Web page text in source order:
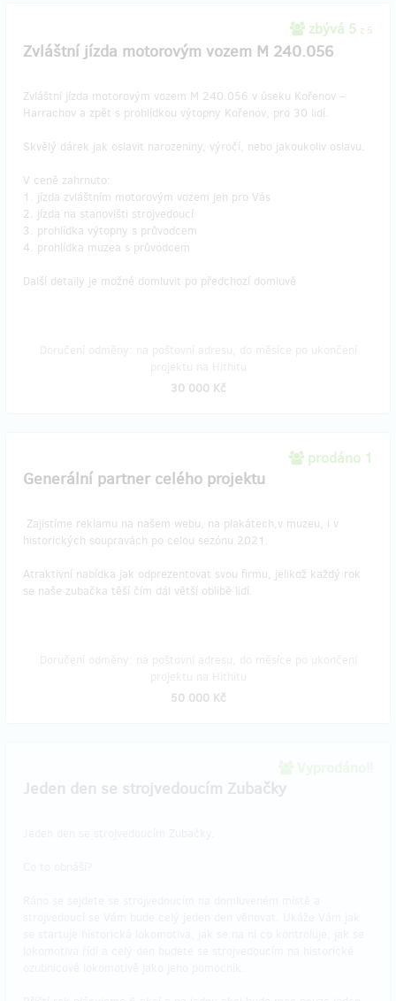
zbývá 5 z 5
Zvláštní jízda motorovým vozem M 240.056
Zvláštní jízda motorovým vozem M 240.056 v úseku Kořenov –
Harrachov a zpět s prohlídkou výtopny Kořenov, pro 30 lidí.
Skvělý dárek jak oslavit narozeniny, výročí, nebo jakoukoliv oslavu.
V ceně zahrnuto:
1. jízda zvláštním motorovým vozem jen pro Vás
2. jízda na stanovišti strojvedoucí
3. prohlídka výtopny s průvodcem
4. prohlídka muzea s průvodcem
Další detaily je možné domluvit po předchozí domluvě
30 000 Kč
prodáno 1
Generální partner celého projektu
Zajistíme reklamu na našem webu, na plakátech,v muzeu, i v
historických soupravách po celou sezónu 2021.
Atraktivní nabídka jak odprezentovat svou firmu, jelikož každý rok
se naše zubačka těší čím dál větší oblibě lidí.
50 000 Kč
Jeden den se strojvedoucím Zubačky